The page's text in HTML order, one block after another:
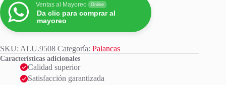
Ventas al Mayoreo Online
Da clic para comprar al
mayoreo
SKU: ALU.9508 Categoría: Palancas
Características adicionales
Calidad superior
Satisfacción garantizada